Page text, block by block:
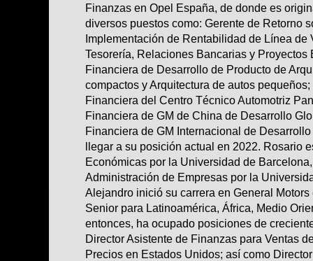
Finanzas en Opel España, de donde es
diversos puestos como: Gerente de Retorno
Implementación de Rentabilidad de Línea de
Tesorería, Relaciones Bancarias y Proyectos
Financiera de Desarrollo de Producto de
compactos y Arquitectura de autos
Financiera del Centro Técnico Automotriz
Financiera de GM de China de Desarrollo
Financiera de GM Internacional de
llegar a su posición actual en 2022. Rosario
Económicas por la Universidad de
Administración de Empresas por la
Alejandro inició su carrera en General
Senior para Latinoamérica, África, Medio
entonces, ha ocupado posiciones de
Director Asistente de Finanzas para Ventas
Precios en Estados Unidos; así como